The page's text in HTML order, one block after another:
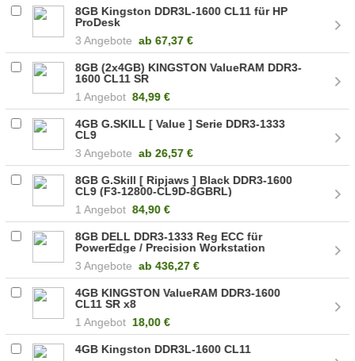
8GB Kingston DDR3L-1600 CL11 für HP
ProDesk
3 Angebote ab 67,37 €
8GB (2x4GB) KINGSTON ValueRAM DDR3-
1600 CL11 SR
1 Angebot 84,99 €
4GB G.SKILL [ Value ] Serie DDR3-1333
CL9
3 Angebote ab 26,57 €
8GB G.Skill [ Ripjaws ] Black DDR3-1600
CL9 (F3-12800-CL9D-8GBRL)
1 Angebot 84,90 €
8GB DELL DDR3-1333 Reg ECC für
PowerEdge / Precision Workstation
3 Angebote ab436,27 €
4GB KINGSTON ValueRAM DDR3-1600
CL11 SR x8
1 Angebot 18,00 €
4GB Kingston DDR3L-1600 CL11